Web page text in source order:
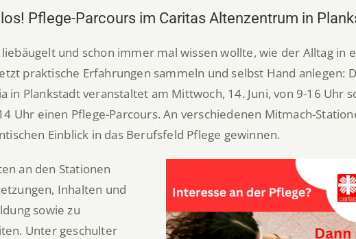
Pflege-Parcours im Caritas Altenzentrum in
und schon immer mal wissen wollte, wie der Alltag in
praktische Erfahrungen sammeln und selbst Hand anlegen:
in Plankstadt veranstaltet am Mittwoch, 14. Juni, von 9-16 Uhr
Uhr einen Pflege-Parcours. An verschiedenen Mitmach-
Einblick in das Berufsfeld Pflege gewinnen.
an den Stationen
Inhalten und
sowie zu
Unter geschulter